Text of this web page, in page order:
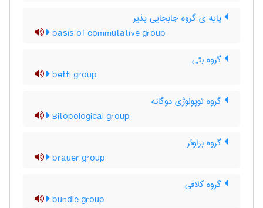
پایه ی گروه جابجایی پذیر
basis of commutative group
گروه بتی
betti group
گروه توپولوژی دوگانه
Bitopological group
گروه براوئر
brauer group
گروه کلافی
bundle group